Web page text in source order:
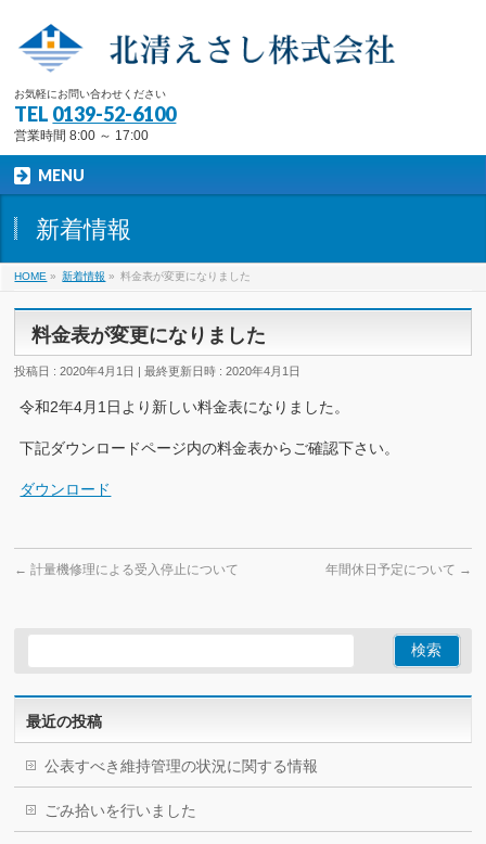
お気軽にお問い合わせください
TEL 0139-52-6100
営業時間 8:00 ～ 17:00
MENU
新着情報
HOME » 新着情報 » 料金表が変更になりました
料金表が変更になりました
投稿日 : 2020年4月1日 最終更新日時 : 2020年4月1日
令和2年4月1日より新しい料金表になりました。
下記ダウンロードページ内の料金表からご確認下さい。
ダウンロード
← 計量機修理による受入停止について 年間休日予定について →
最近の投稿
公表すべき維持管理の状況に関する情報
ごみ拾いを行いました